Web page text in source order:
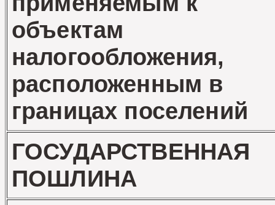
объектам
налогообложения,
расположенным в
границах поселений
ГОСУДАРСТВЕННАЯ
ПОШЛИНА